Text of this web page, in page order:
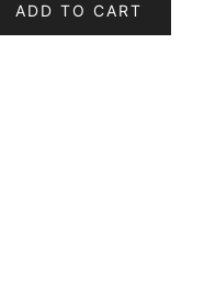
ADD TO CART